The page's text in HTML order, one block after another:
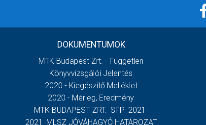
DOKUMENTUMOK
MTK Budapest Zrt. - Független
Könyvvizsgálói Jelentés
2020 - Kiegészítő Melléklet
2020 - Mérleg, Eredmény
MTK BUDAPEST ZRT._SFP_2021-
2021_MLSZ JÓVÁHAGYÓ HATÁROZAT